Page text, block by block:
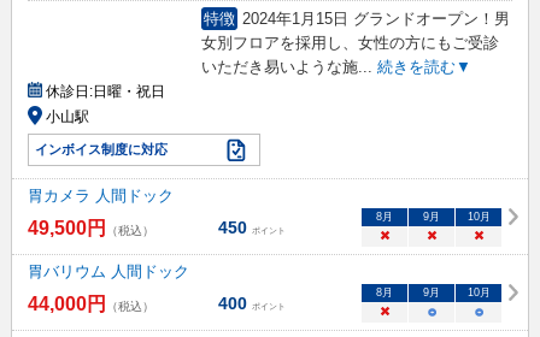
特徴 2024年1月15日 グランドオープン！男
女別フロアを採用し、女性の方にもご受診
いただき易いような施... 続きを読む▼
休診日:日曜・祝日
小山駅
インボイス制度に対応
胃カメラ 人間ドック
49,500円 （税込） 450 ポイント
8月 9月 10月
× × ×
胃バリウム 人間ドック
44,000円 （税込） 400 ポイント
8月 9月 10月
× ○ ○